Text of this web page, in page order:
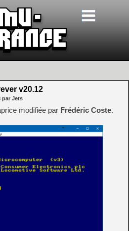
v20.12
par Jets
modifiée par Frédéric Coste.